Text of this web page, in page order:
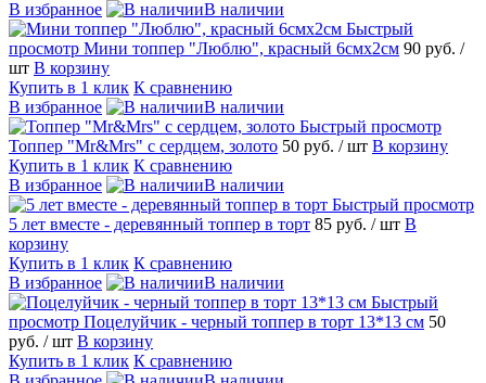
В избранное
В наличии
Быстрый
просмотр Мини топпер "Люблю", красный 6смх2см 90 руб. /
шт В корзину
Купить в 1 клик К сравнению
В избранное
В наличии
Быстрый просмотр
Топпер "Mr&Mrs" с сердцем, золото 50 руб. / шт В корзину
Купить в 1 клик К сравнению
В избранное
В наличии
Быстрый просмотр
5 лет вместе - деревянный топпер в торт 85 руб. / шт В
корзину
Купить в 1 клик К сравнению
В избранное
В наличии
Быстрый
просмотр Поцелуйчик - черный топпер в торт 13*13 см 50
руб. / шт В корзину
Купить в 1 клик К сравнению